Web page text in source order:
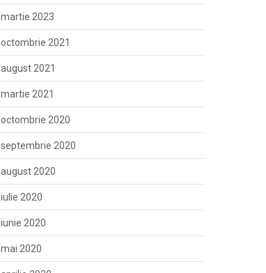
martie 2023
octombrie 2021
august 2021
martie 2021
octombrie 2020
septembrie 2020
august 2020
iulie 2020
iunie 2020
mai 2020